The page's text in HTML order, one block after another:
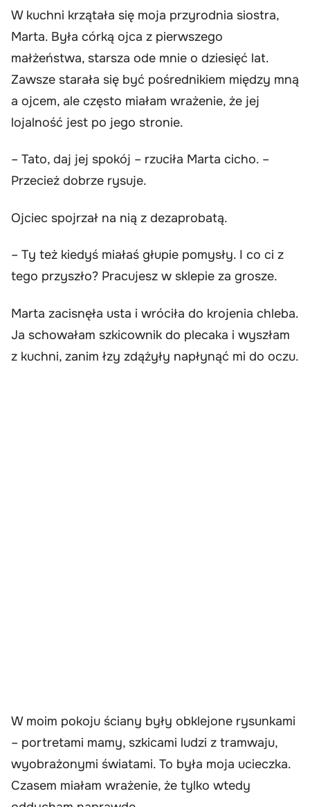
W kuchni krzątała się moja przyrodnia siostra,
Marta. Była córką ojca z pierwszego
małżeństwa, starsza ode mnie o dziesięć lat.
Zawsze starała się być pośrednikiem między mną
a ojcem, ale często miałam wrażenie, że jej
lojalność jest po jego stronie.
– Tato, daj jej spokój – rzuciła Marta cicho. –
Przecież dobrze rysuje.
Ojciec spojrzał na nią z dezaprobatą.
– Ty też kiedyś miałaś głupie pomysły. I co ci z
tego przyszło? Pracujesz w sklepie za grosze.
Marta zacisnęła usta i wróciła do krojenia chleba.
Ja schowałam szkicownik do plecaka i wyszłam
z kuchni, zanim łzy zdążyły napłynąć mi do oczu.
W moim pokoju ściany były obklejone rysunkami
– portretami mamy, szkicami ludzi z tramwaju,
wyobrażonymi światami. To była moja ucieczka.
Czasem miałam wrażenie, że tylko wtedy